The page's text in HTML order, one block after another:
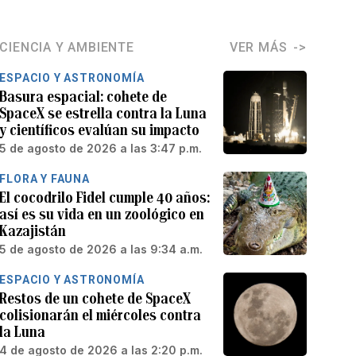
CIENCIA Y AMBIENTE VER MÁS
ESPACIO Y ASTRONOMÍA
Basura espacial: cohete de
SpaceX se estrella contra la Luna
y científicos evalúan su impacto
5 de agosto de 2026 a las 3:47 p.m.
FLORA Y FAUNA
El cocodrilo Fidel cumple 40 años:
así es su vida en un zoológico en
Kazajistán
5 de agosto de 2026 a las 9:34 a.m.
ESPACIO Y ASTRONOMÍA
Restos de un cohete de SpaceX
colisionarán el miércoles contra
la Luna
4 de agosto de 2026 a las 2:20 p.m.